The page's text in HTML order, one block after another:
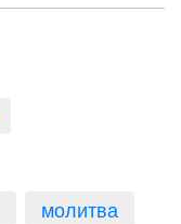
молитва